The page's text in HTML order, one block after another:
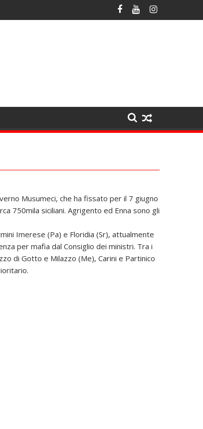
Musumeci, che ha fissato per il 7 giugno
750mila siciliani. Agrigento ed Enna sono gli
Imerese (Pa) e Floridia (Sr), attualmente
per mafia dal Consiglio dei ministri. Tra i
di Gotto e Milazzo (Me), Carini e Partinico